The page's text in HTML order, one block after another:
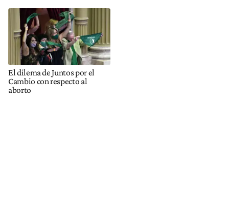
El dilema de Juntos por el
Cambio con respecto al
aborto